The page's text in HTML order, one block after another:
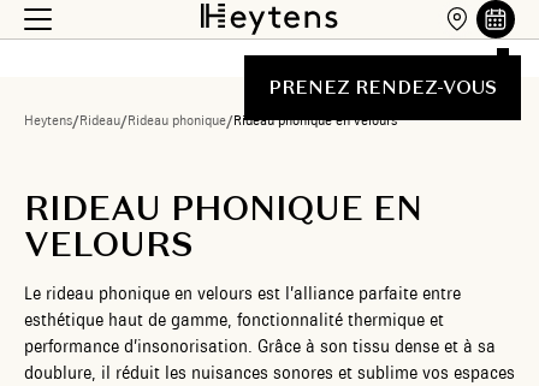
PRENEZ RENDEZ-VOUS
Heytens/Rideau/Rideau phonique/Rideau phonique en velours
RIDEAU PHONIQUE EN
VELOURS
Le rideau phonique en velours est l’alliance parfaite entre
esthétique haut de gamme, fonctionnalité thermique et
performance d’insonorisation. Grâce à son tissu dense et à sa
doublure, il réduit les nuisances sonores et sublime vos espaces